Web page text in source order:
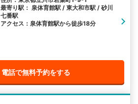
最寄り駅： 泉体育館駅 / 東大和市駅 / 砂川
七番駅
アクセス：泉体育館駅から徒歩18分
電話で無料予約をする